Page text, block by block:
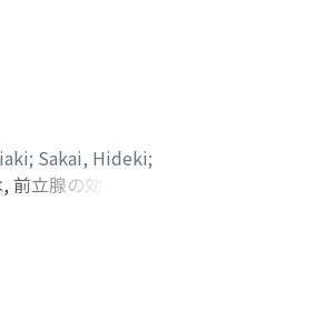
; Sakai, Hideki;
Yutaka
立腺の効果は
5例, NC 1例, 前
年40.2%, 5年
的効果の乏しい